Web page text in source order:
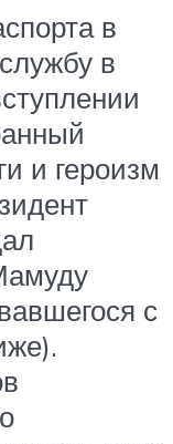
в
в
и героизм
с